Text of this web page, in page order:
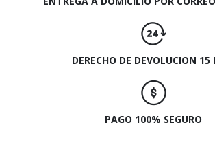
DERECHO DE DEVOLUCION 15
PAGO 100% SEGURO